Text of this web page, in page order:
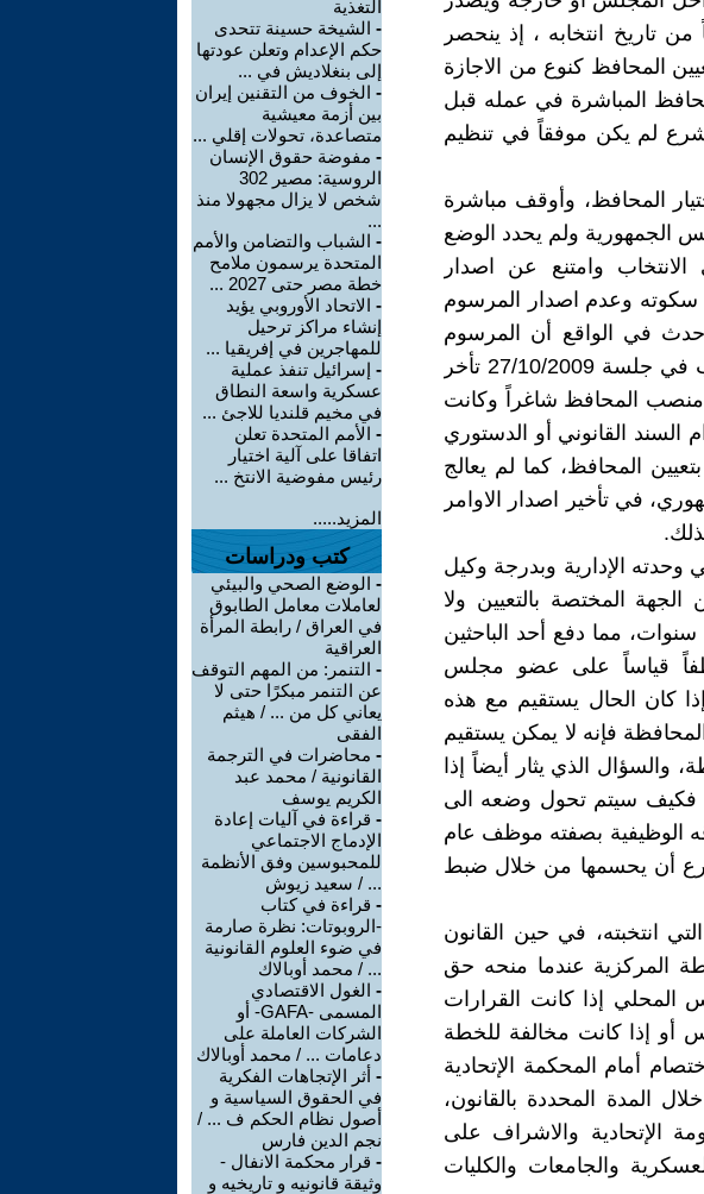
تاريخ انتخابه ، إذ ينحصر
المحافظ كنوع من الاجازة
المباشرة في عمله قبل
لم يكن موفقاً في تنظيم
المحافظ، وأوقف مباشرة
ولم يحدد الوضع
وامتنع عن اصدار
سكوته وعدم اصدار المرسوم
وقد حدث في الواقع أن المرسوم
الجمهوري الخاص بتعيين محافظ صلاح الدين المنتخب في جلسة 27/10/2009 تأخر
ولم يصدر إلاّ بتاريخ 20/7/2010 وبقي منصب المحافظ شاغراً وكانت
السند القانوني أو الدستوري
المحافظ، كما لم يعالج
في تأخير اصدار الاوامر
الإدارية وبدرجة وكيل
المختصة بالتعيين ولا
ويكون بوظيفة دائمة وليست مؤقتة لمدة (4) سنوات، مما دفع أحد الباحثين
قياساً على عضو مجلس
كان الحال يستقيم مع هذه
فإنه لا يمكن يستقيم
الذي يثار أيضاً إذا
فكيف سيتم تحول وضعه الى
الوظيفية بصفته موظف عام
أن يحسمها من خلال ضبط
انتخبته، في حين القانون
المركزية عندما منحه حق
إذا كانت القرارات
أو إذا كانت مخالفة للخطة
أمام المحكمة الإتحادية
المدة المحددة بالقانون،
الإتحادية والاشراف على
والجامعات والكليات
التغذية
- الشيخة حسينة تتحدى
حكم الإعدام وتعلن عودتها
إلى بنغلاديش في ...
- الخوف من التقنين إيران
بين أزمة معيشية
متصاعدة، تحولات إقلي ...
- مفوضة حقوق الإنسان
الروسية: مصير 302
شخص لا يزال مجهولا منذ
...
- الشباب والتضامن والأمم
المتحدة يرسمون ملامح
خطة مصر حتى 2027 ...
- الاتحاد الأوروبي يؤيد
إنشاء مراكز ترحيل
للمهاجرين في إفريقيا ...
- إسرائيل تنفذ عملية
عسكرية واسعة النطاق
في مخيم قلنديا للاجئ ...
- الأمم المتحدة تعلن
اتفاقا على آلية اختيار
رئيس مفوضية الانتخ ...
المزيد.....
كتب ودراسات
- الوضع الصحي والبيئي
لعاملات معامل الطابوق
في العراق / رابطة المرأة
العراقية
- التنمر: من المهم التوقف
عن التنمر مبكرًا حتى لا
يعاني كل من ... / هيثم
الفقى
- محاضرات في الترجمة
القانونية / محمد عبد
الكريم يوسف
- قراءة في آليات إعادة
الإدماج الاجتماعي
للمحبوسين وفق الأنظمة
... / سعيد زيوش
- قراءة في كتاب
-الروبوتات: نظرة صارمة
في ضوء العلوم القانونية
... / محمد أوبالاك
- الغول الاقتصادي
المسمى -GAFA- أو
الشركات العاملة على
دعامات ... / محمد أوبالاك
- أثر الإتجاهات الفكرية
في الحقوق السياسية و
أصول نظام الحكم ف ... /
نجم الدين فارس
- قرار محكمة الانفال -
وثيقة قانونيه و تاريخيه و